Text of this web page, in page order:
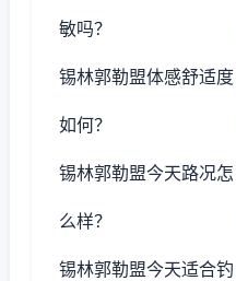
敏吗？
锡林郭勒盟体感舒适度
如何？
锡林郭勒盟今天路况怎
么样？
锡林郭勒盟今天适合钓